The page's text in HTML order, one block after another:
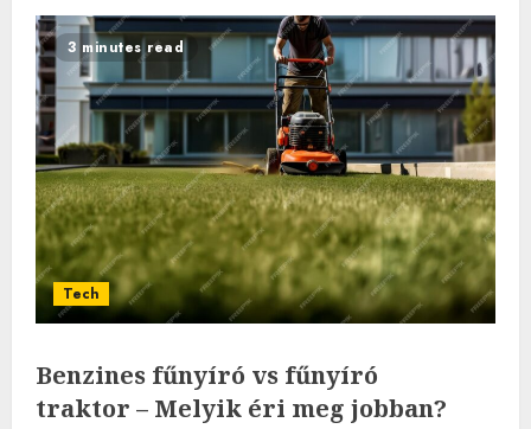
3 minutes read
Tech
Benzines fűnyíró vs fűnyíró
traktor – Melyik éri meg jobban?